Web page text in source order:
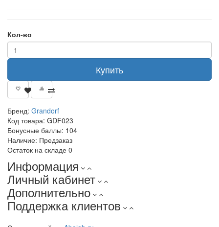
Кол-во
Купить
Бренд: Grandorf
Код товара: GDF023
Бонусные баллы: 104
Наличие: Предзаказ
Остаток на складе 0
Информация
Личный кабинет
Дополнительно
Поддержка клиентов